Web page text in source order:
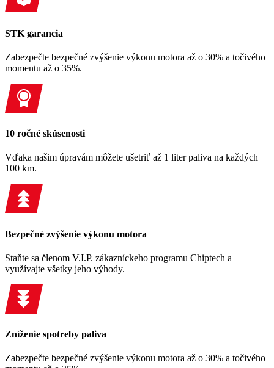
STK garancia
Zabezpečte bezpečné zvýšenie výkonu motora až o 30% a točivého
momentu až o 35%.
10 ročné skúsenosti
Vďaka našim úpravám môžete ušetriť až 1 liter paliva na každých
100 km.
Bezpečné zvýšenie výkonu motora
Staňte sa členom V.I.P. zákazníckeho programu Chiptech a
využívajte všetky jeho výhody.
Zníženie spotreby paliva
Zabezpečte bezpečné zvýšenie výkonu motora až o 30% a točivého